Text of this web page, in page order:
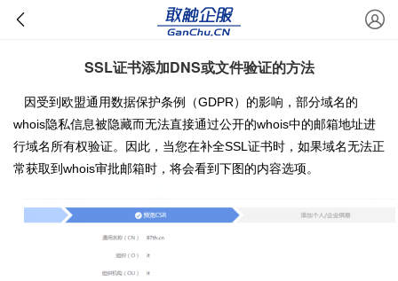
SSL证书添加DNS或文件验证的方法
因受到欧盟通用数据保护条例（GDPR）的影响，部分域名的
whois隐私信息被隐藏而无法直接通过公开的whois中的邮箱地址进
行域名所有权验证。因此，当您在补全SSL证书时，如果域名无法正
常获取到whois审批邮箱时，将会看到下图的内容选项。